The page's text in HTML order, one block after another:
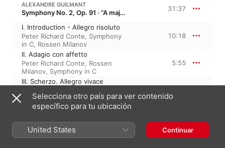
ALEXANDRE GUILMANT
Symphony No. 2, Op. 91 · “A major” 31:37
I. Introduction - Allegro risoluto
Peter Richard Conte, Symphony
in C, Rossen Milanov
10:18
II. Adagio con affetto
Peter Richard Conte, Rossen
Milanov, Symphony in C
5:55
III. Scherzo. Allegro vivace
Conte,Rossen Milanov
IV. Andante sostenuto
Conte
Rossen Milanov
V. Intermede - Allegro con brio
Selecciona otro país para ver contenido
específico para tu ubicación
United States Continuar